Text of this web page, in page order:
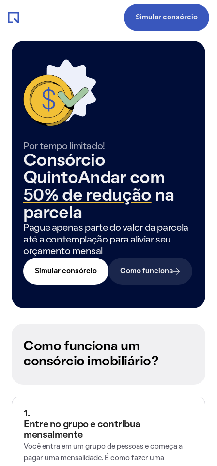
Simular consórcio
Por tempo limitado!
Consórcio
QuintoAndar com
50% de redução na
parcela
Pague apenas parte do valor da parcela
até a contemplação para aliviar seu
orçamento mensal
Simular consórcio Como funciona
Como funciona um
consórcio imobiliário?
1.
Entre no grupo e contribua
mensalmente
Você entra em um grupo de pessoas e começa a
pagar uma mensalidade. É como fazer uma